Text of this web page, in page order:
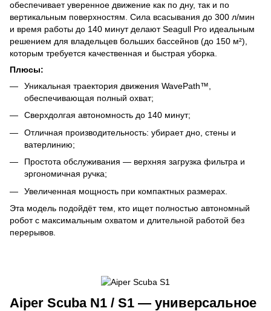
обеспечивает уверенное движение как по дну, так и по
вертикальным поверхностям. Сила всасывания до 300 л/мин
и время работы до 140 минут делают Seagull Pro идеальным
решением для владельцев больших бассейнов (до 150 м²),
которым требуется качественная и быстрая уборка.
Плюсы:
Уникальная траектория движения WavePath™,
обеспечивающая полный охват;
Сверхдолгая автономность до 140 минут;
Отличная производительность: убирает дно, стены и
ватерлинию;
Простота обслуживания — верхняя загрузка фильтра и
эргономичная ручка;
Увеличенная мощность при компактных размерах.
Эта модель подойдёт тем, кто ищет полностью автономный
робот с максимальным охватом и длительной работой без
перерывов.
Aiper Scuba N1 / S1 — универсальное